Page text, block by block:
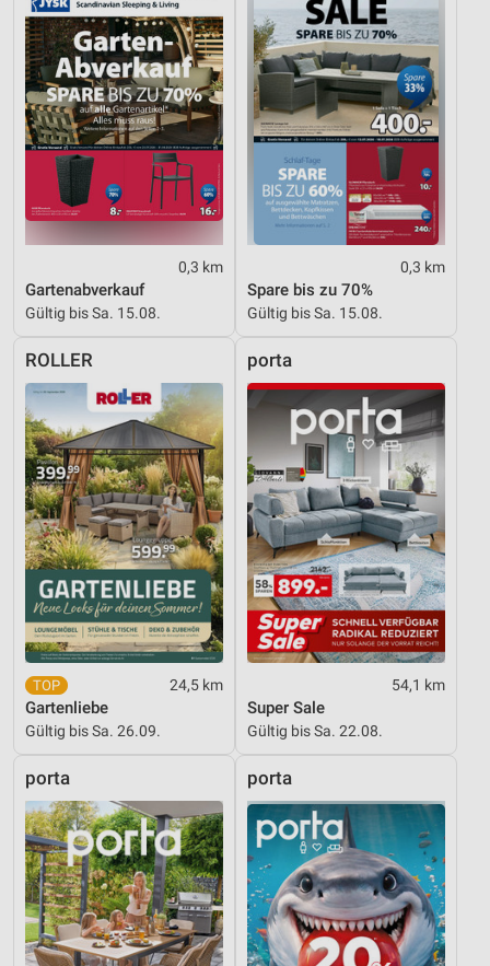
0,3 km
Gartenabverkauf
Gültig bis Sa. 15.08.
0,3 km
Spare bis zu 70%
Gültig bis Sa. 15.08.
ROLLER
24,5 km
Gartenliebe
Gültig bis Sa. 26.09.
porta
54,1 km
Super Sale
Gültig bis Sa. 22.08.
porta porta
Funktional
Werbung